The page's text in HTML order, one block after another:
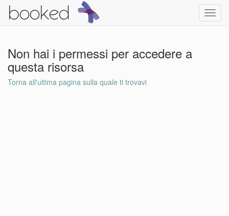
Non hai i permessi per accedere a
questa risorsa
Torna all'ultima pagina sulla quale ti trovavi